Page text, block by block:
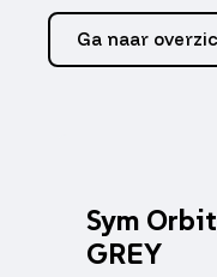
Ga naar
Sym
GREY